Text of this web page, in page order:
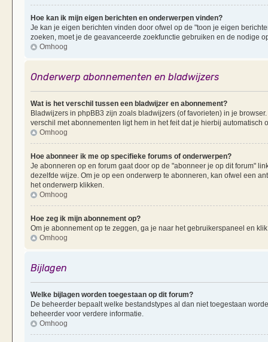
Hoe kan ik mijn eigen berichten en onderwerpen vinden?
Je kan je eigen berichten vinden door ofwel op de "toon je eigen
zoeken, moet je de geavanceerde zoekfunctie gebruiken en de nodige
Omhoog
Onderwerp abonnementen en bladwijzers
Wat is het verschil tussen een bladwijzer en abonnement?
Bladwijzers in phpBB3 zijn zoals bladwijzers (of favorieten) in je
verschil met abonnementen ligt hem in het feit dat je hierbij
Omhoog
Hoe abonneer ik me op specifieke forums of onderwerpen?
Je abonneren op en forum gaat door op de "abonneer je op dit forum"
dezelfde wijze. Om je op een onderwerp te abonneren, kan ofwel een
het onderwerp klikken.
Omhoog
Hoe zeg ik mijn abonnement op?
Om je abonnement op te zeggen, ga je naar het gebruikerspaneel en
Omhoog
Bijlagen
Welke bijlagen worden toegestaan op dit forum?
De beheerder bepaalt welke bestandstypes al dan niet toegestaan
beheerder voor verdere informatie.
Omhoog